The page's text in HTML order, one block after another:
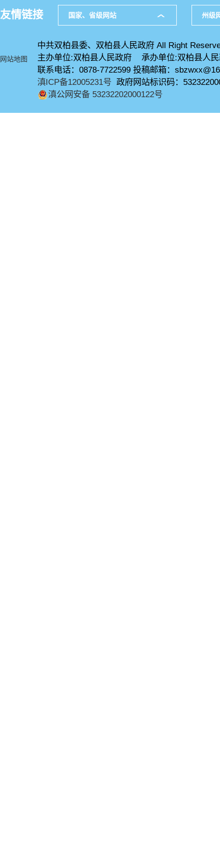
友情链接 国家、省级网站 州级
网站地图
中共双柏县委、双柏县人民政府 All Right
主办单位:双柏县人民政府 承办单位:双柏县人
联系电话：0878-7722599 投稿邮箱：
滇ICP备12005231号 政府网站标识码：
滇公网安备 53232202000122号